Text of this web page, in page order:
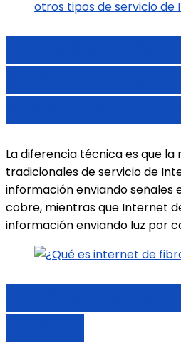
La diferencia técnica es que
tradicionales de servicio de
información enviando señales
cobre, mientras que Internet
información enviando luz por